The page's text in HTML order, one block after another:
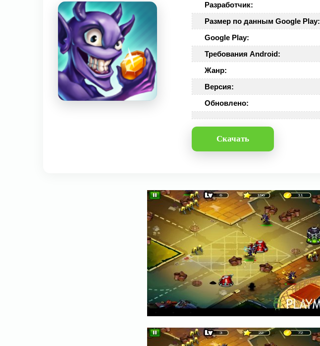
Разработчик:
Размер по данным Google Play:
Google Play:
Требования Android:
Жанр:
Версия:
Обновлено:
Скачать